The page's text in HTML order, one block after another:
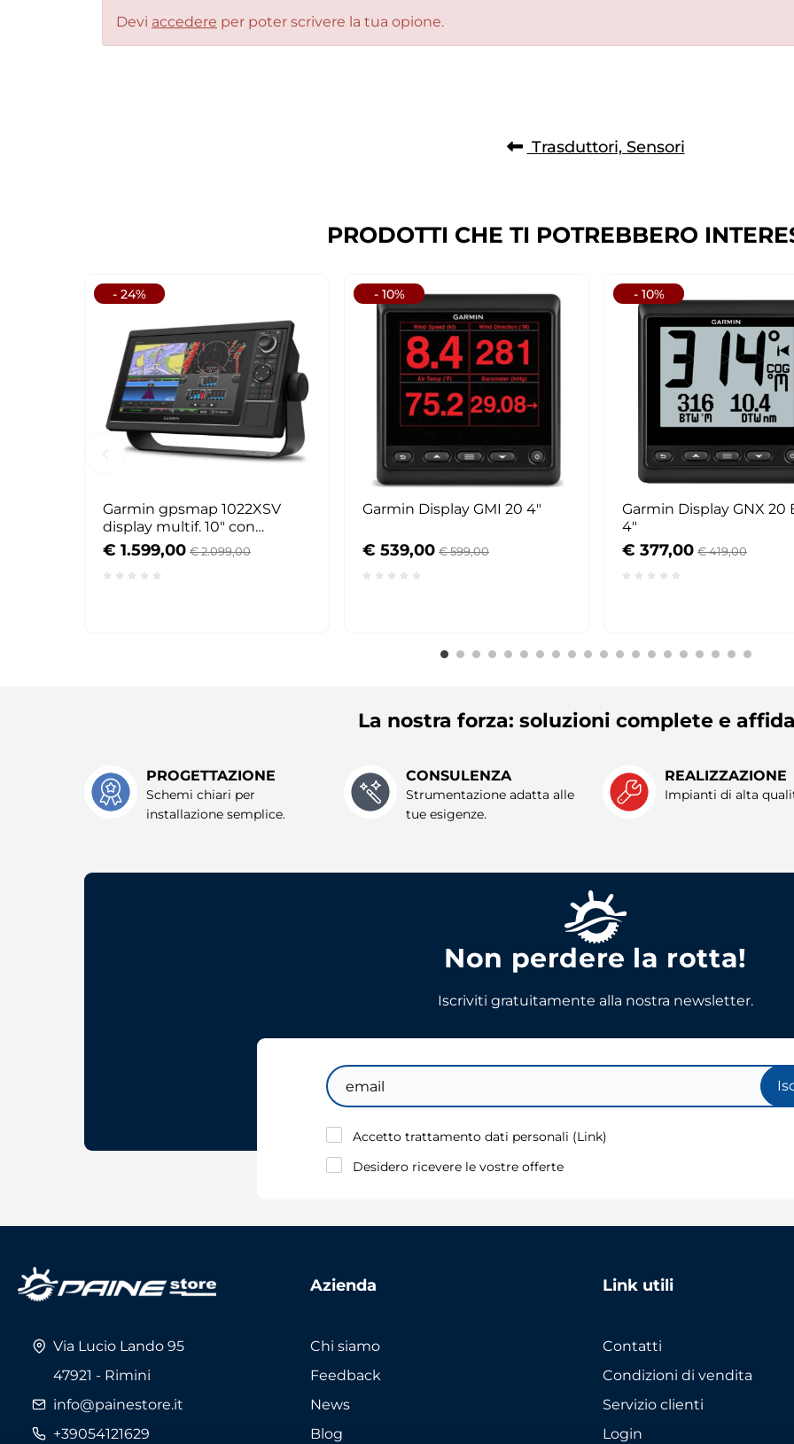
Devi accedere per poter scrivere la tua opione.
Trasduttori, Sensori
PRODOTTI CHE TI POTREBBERO
- 24%
Garmin gpsmap 1022XSV
display multif. 10" con
ecoscandaglio
€ 1.599,00 € 2.099,00
- 10%
Garmin Display GMI 20 4"
€ 539,00 € 599,00
- 10%
Garmin Display GNX 20
4"
€ 377,00 € 419,00
La nostra forza: soluzioni complete e
PROGETTAZIONE
Schemi chiari per
installazione semplice.
CONSULENZA
Strumentazione adatta alle
tue esigenze.
REALIZZAZIONE
Impianti di alta
Non perdere la rotta!
Iscriviti gratuitamente alla nostra newsletter.
Email
Accetto trattamento dati personali (Link)
Desidero ricevere le vostre offerte
Via Lucio Lando 95
47921 - Rimini
info@painestore.it
Telefono:
+39054121629
Azienda
Chi siamo
Feedback
News
Blog
Link utili
Contatti
Condizioni di vendita
Servizio clienti
Login